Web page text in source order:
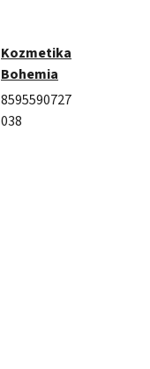
Kozmetika
Bohemia
8595590727
038